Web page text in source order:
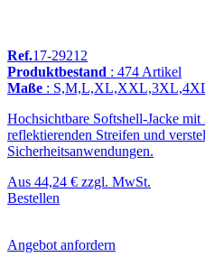
Ref.17-29212
Produktbestand : 474 Artikel
Maße :
Hochsichtbare Softshell-Jacke
reflektierenden Streifen und
Sicherheitsanwendungen.
Aus 44,24 € zzgl. MwSt.
Bestellen
Angebot anfordern